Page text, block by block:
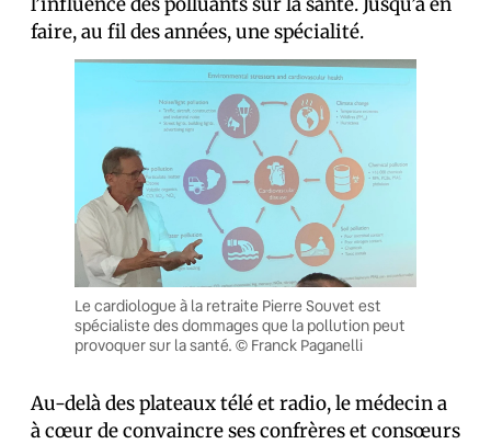
faire, au fil des années, une spécialité.
Le cardiologue à la retraite Pierre Souvet est
spécialiste des dommages que la pollution peut
provoquer sur la santé. © Franck Paganelli
Au-delà des plateaux télé et radio, le médecin a
à cœur de convaincre ses confrères et consœurs